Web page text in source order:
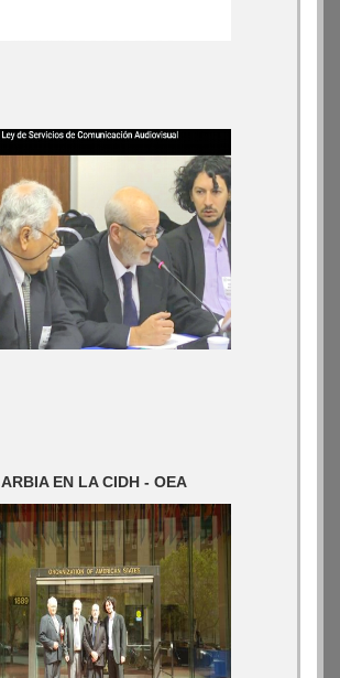
ARBIA EN LA CIDH - OEA